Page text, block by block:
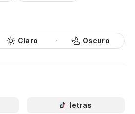
Claro Oscuro
letras